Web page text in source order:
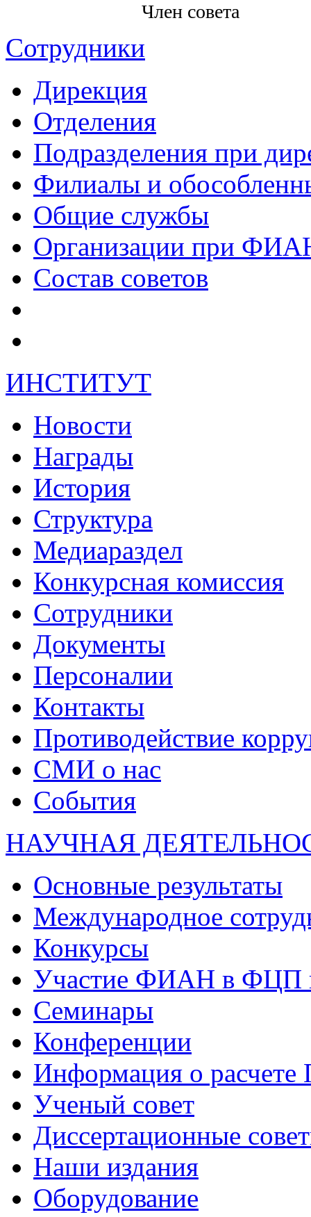
Член совета
Сотрудники
Дирекция
Отделения
Подразделения при
Филиалы и
Общие службы
Организации при
Состав советов
ИНСТИТУТ
Новости
Награды
История
Структура
Медиараздел
Конкурсная комиссия
Сотрудники
Документы
Персоналии
Контакты
Противодействие
СМИ о нас
События
НАУЧНАЯ
Основные результаты
Международное
Конкурсы
Участие ФИАН в ФЦП
Семинары
Конференции
Информация о
Ученый совет
Диссертационные
Наши издания
Оборудование